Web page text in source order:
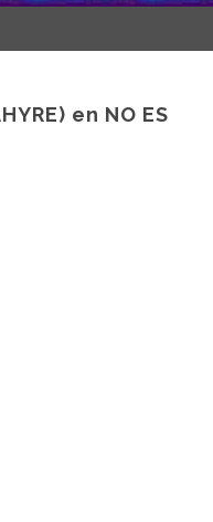
en NO ES